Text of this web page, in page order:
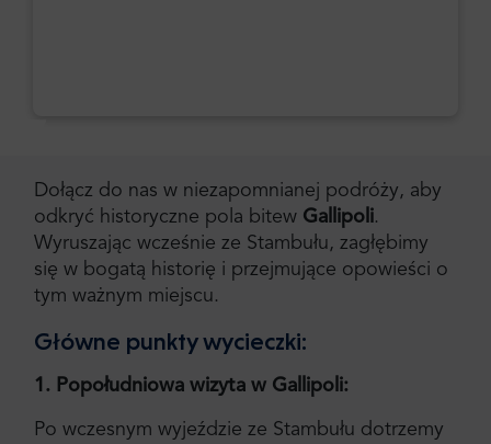
Dołącz do nas w niezapomnianej podróży, aby
odkryć historyczne pola bitew Gallipoli.
Wyruszając wcześnie ze Stambułu, zagłębimy
się w bogatą historię i przejmujące opowieści o
tym ważnym miejscu.
Główne punkty wycieczki:
1. Popołudniowa wizyta w Gallipoli:
Po wczesnym wyjeździe ze Stambułu dotrzemy